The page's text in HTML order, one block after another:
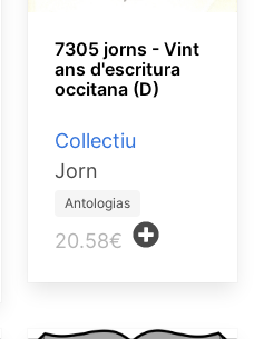
7305 jorns - Vint
ans d'escritura
occitana (D)
Collectiu
Jorn
Antologias
20.58€